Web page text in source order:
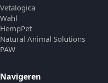
Vetalogica
Wahl
HempPet
Natural Animal Solutions
PAW
Navigeren